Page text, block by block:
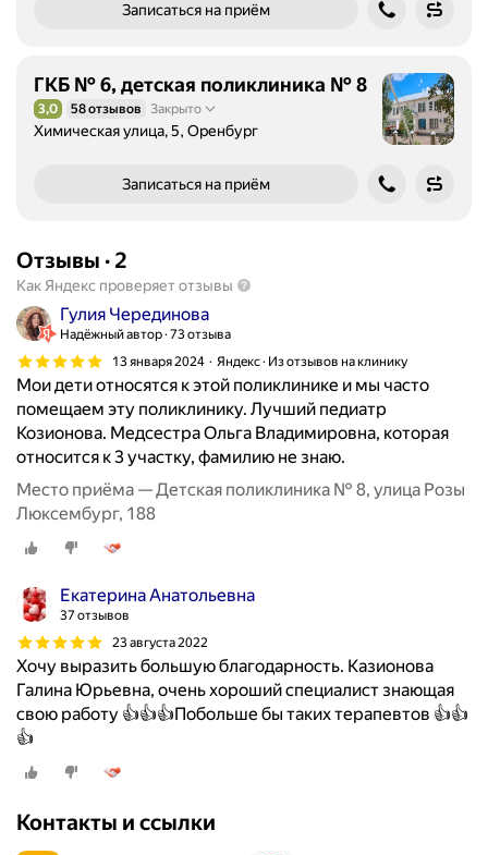
Записаться на приём
ГКБ № 6, детская поликлиника № 8
Рейтинг 3,0 из 5
3,0 58 отзывов Закрыто
Химическая улица, 5, Оренбург
Записаться на приём
Отзывы · 2
Как Яндекс проверяет отзывы
Гулия Черединова
Надёжный автор 73 отзыва
13 января 2024
Яндекс · Из отзывов на клинику
Мои дети относятся к этой поликлинике и мы часто
помещаем эту поликлинику. Лучший педиатр
Козионова. Медсестра Ольга Владимировна, которая
относится к 3 участку, фамилию не знаю.
Место приёма — Детская поликлиника № 8, улица Розы
Люксембург, 188
Екатерина Анатольевна
37 отзывов
23 августа 2022
Хочу выразить большую благодарность. Казионова
Галина Юрьевна, очень хороший специалист знающая
свою работу 👍👍👍Побольше бы таких терапевтов 👍👍
👍
Контакты и ссылки